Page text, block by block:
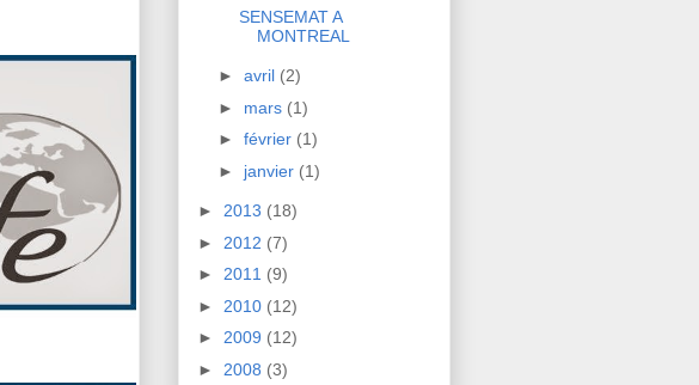
SENSEMAT A
MONTREAL
► avril (2)
► mars (1)
► février (1)
► janvier (1)
► 2013 (18)
► 2012 (7)
► 2011 (9)
► 2010 (12)
► 2009 (12)
► 2008 (3)